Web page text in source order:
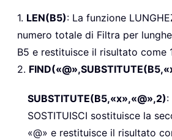
1. LEN(B5): La funzione
numero totale di Filtra per
B5 e restituisce il risultato come
2.
SUBSTITUTE(B5,«x»,«@»,2):
SOSTITUISCI sostituisce la
«@» e restituisce il risultato